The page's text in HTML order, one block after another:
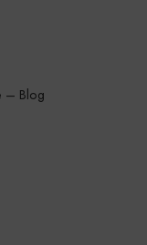
– Blog